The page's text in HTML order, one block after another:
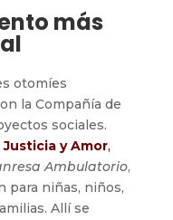
más
otomíes
la Compañía de
sociales.
y Amor,
Ambulatorio,
para niñas, niños,
Allí se